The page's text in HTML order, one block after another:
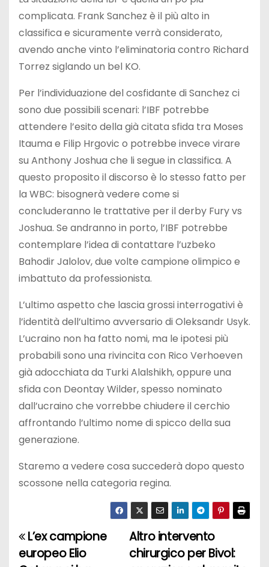
complicata. Frank Sanchez è il più alto in
classifica e sicuramente verrà considerato,
avendo anche vinto l’eliminatoria contro Richard
Torrez siglando un bel KO.
Per l’individuazione del cosfidante di Sanchez ci
sono due possibili scenari: l’IBF potrebbe
attendere l’esito della già citata sfida tra Moses
Itauma e Filip Hrgovic o potrebbe invece virare
su Anthony Joshua che li segue in classifica. A
questo proposito il discorso è lo stesso fatto per
la WBC: bisognerà vedere come si
concluderanno le trattative per il derby Fury vs
Joshua. Se andranno in porto, l’IBF potrebbe
contemplare l’idea di contattare l’uzbeko
Bahodir Jalolov, due volte campione olimpico e
imbattuto da professionista.
L’ultimo aspetto che lascia grossi interrogativi è
l’identità dell’ultimo avversario di Oleksandr Usyk.
L’ucraino non ha fatto nomi, ma le ipotesi più
probabili sono una rivincita con Rico Verhoeven
già adocchiata da Turki Alalshikh, oppure una
sfida con Deontay Wilder, spesso nominato
dall’ucraino che vorrebbe chiudere il cerchio
affrontando l’ultimo nome di spicco della sua
generazione.
Staremo a vedere cosa succederà dopo questo
scossone nella categoria regina.
N
Altro intervento
chirurgico per Bivol:
L’ex campione
europeo Elio